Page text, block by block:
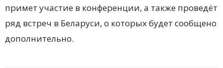
примет участие в конференции, а также проведёт
ряд встреч в Беларуси, о которых будет сообщено
дополнительно.